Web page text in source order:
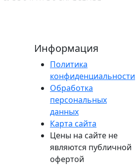
Информация
Политика
конфиденциальности
Обработка
персональных
данных
Карта сайта
Цены на сайте не
являются публичной
офертой